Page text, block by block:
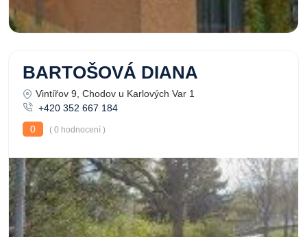
BARTOŠOVÁ DIANA
Vintířov 9, Chodov u Karlových Var 1
+420 352 667 184
0
( 0 hodnocení )